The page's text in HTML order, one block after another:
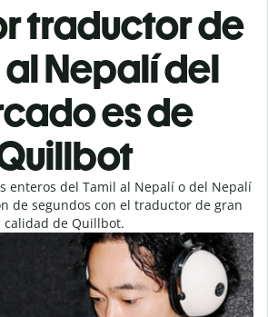
traductor de
al Nepalí del
es de
enteros del Tamil al Nepalí o del Nepalí
de segundos con el traductor de gran
calidad de Quillbot.